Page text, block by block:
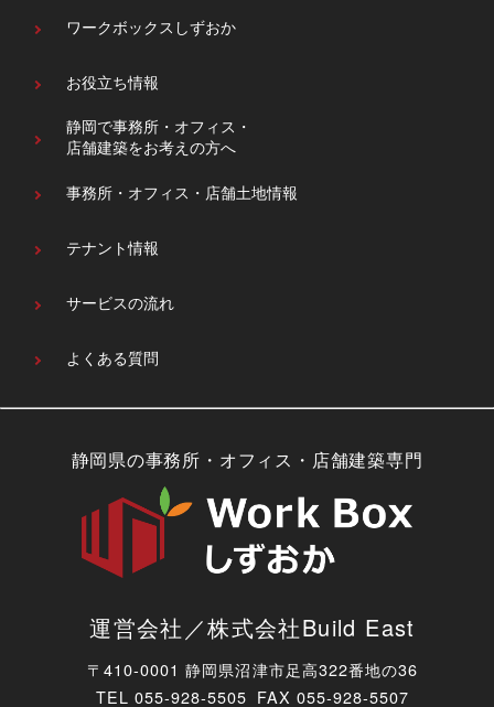
ワークボックスしずおか
お役立ち情報
静岡で事務所・オフィス・
店舗建築をお考えの方へ
事務所・オフィス・ 店舗土地情報
テナント情報
サービスの流れ
よくある質問
静岡県の事務所・オフィス・店舗建築専門
運営会社／株式会社Build East
〒410-0001 静岡県沼津市足高322番地の36
TEL055-928-5505 FAX 055-928-5507